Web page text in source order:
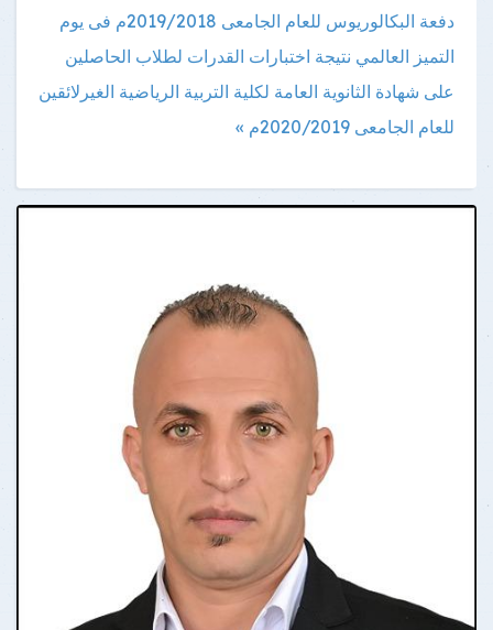
دفعة البكالوريوس للعام الجامعى 2019/2018م فى يوم
التميز العالمي نتيجة اختبارات القدرات لطلاب الحاصلين
على شهادة الثانوية العامة لكلية التربية الرياضية الغيرلائقين
للعام الجامعى 2020/2019م »